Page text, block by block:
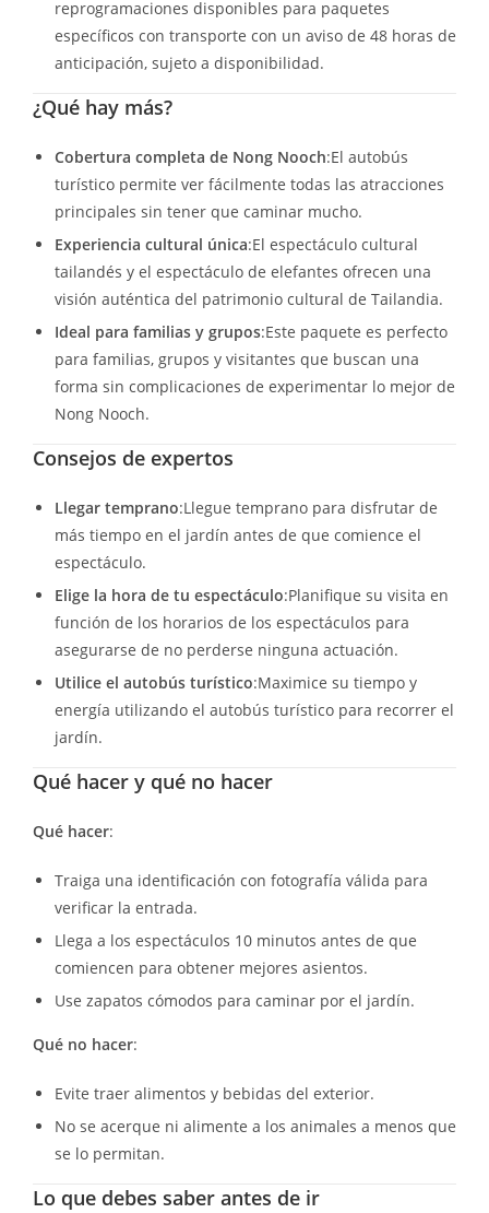
reprogramaciones disponibles para paquetes
específicos con transporte con un aviso de 48 horas de
anticipación, sujeto a disponibilidad.
¿Qué hay más?
Cobertura completa de Nong Nooch:El autobús
turístico permite ver fácilmente todas las atracciones
principales sin tener que caminar mucho.
Experiencia cultural única:El espectáculo cultural
tailandés y el espectáculo de elefantes ofrecen una
visión auténtica del patrimonio cultural de Tailandia.
Ideal para familias y grupos:Este paquete es perfecto
para familias, grupos y visitantes que buscan una
forma sin complicaciones de experimentar lo mejor de
Nong Nooch.
Consejos de expertos
Llegar temprano:Llegue temprano para disfrutar de
más tiempo en el jardín antes de que comience el
espectáculo.
Elige la hora de tu espectáculo:Planifique su visita en
función de los horarios de los espectáculos para
asegurarse de no perderse ninguna actuación.
Utilice el autobús turístico:Maximice su tiempo y
energía utilizando el autobús turístico para recorrer el
jardín.
Qué hacer y qué no hacer
Qué hacer:
Traiga una identificación con fotografía válida para
verificar la entrada.
Llega a los espectáculos 10 minutos antes de que
comiencen para obtener mejores asientos.
Use zapatos cómodos para caminar por el jardín.
Qué no hacer:
Evite traer alimentos y bebidas del exterior.
No se acerque ni alimente a los animales a menos que
se lo permitan.
Lo que debes saber antes de ir